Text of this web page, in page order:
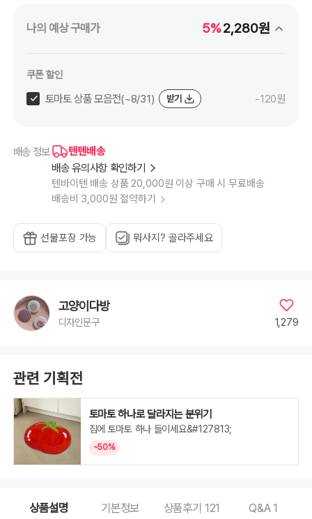
나의 예상 구매가 5%2,280원
쿠폰 할인
토마토 상품 모음전(~8/31) 받기 -120원
배송 정보
텐텐배송
배송 유의사항 확인하기
텐바이텐 배송 상품 20,000원 이상 구매 시 무료배송
배송비 3,000원 절약하기
선물포장 가능 뭐사지? 골라주세요
고양이다방
디자인문구 1,279
관련 기획전
토마토 하나로 달라지는 분위기
집에 토마토 하나 들이세요&#127813;
~50%
상품설명 기본정보 상품후기 121 Q&A1